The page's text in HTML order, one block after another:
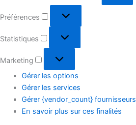
Préférences
Statistiques
Marketing
Gérer les options
Gérer les services
Gérer {vendor_count} fournisseurs
En savoir plus sur ces finalités